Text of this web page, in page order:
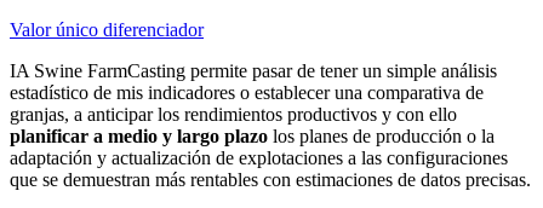
Valor único diferenciador
IA Swine FarmCasting permite pasar de tener un simple análisis
estadístico de mis indicadores o establecer una comparativa de
granjas, a anticipar los rendimientos productivos y con ello
planificar a medio y largo plazo los planes de producción o la
adaptación y actualización de explotaciones a las configuraciones
que se demuestran más rentables con estimaciones de datos precisas.